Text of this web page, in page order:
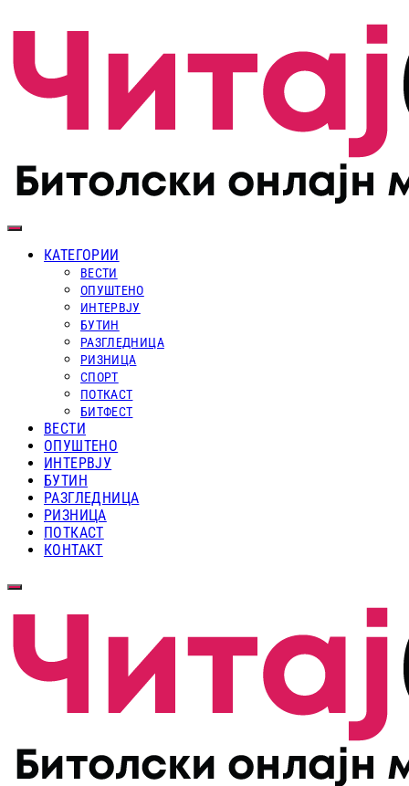
КАТЕГОРИИ
ВЕСТИ
ОПУШТЕНО
ИНТЕРВЈУ
БУТИН
РАЗГЛЕДНИЦА
РИЗНИЦА
СПОРТ
ПОТКАСТ
БИТФЕСТ
ВЕСТИ
ОПУШТЕНО
ИНТЕРВЈУ
БУТИН
РАЗГЛЕДНИЦА
РИЗНИЦА
ПОТКАСТ
КОНТАКТ